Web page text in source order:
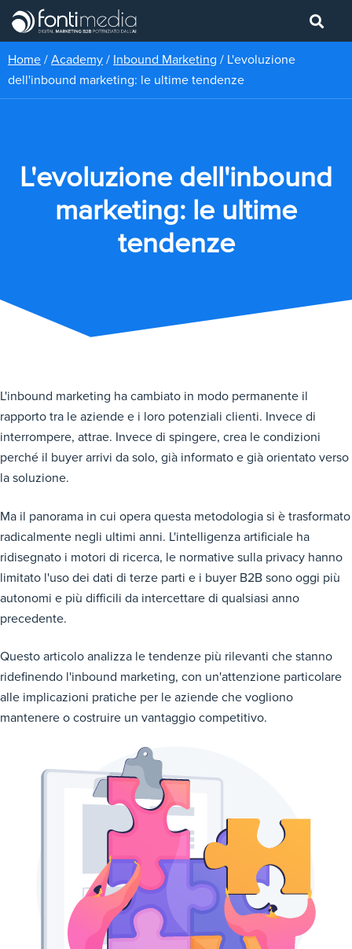
Home / Academy / Inbound Marketing / L'evoluzione
dell'inbound marketing: le ultime tendenze
L'evoluzione dell'inbound
marketing: le ultime
tendenze
L'inbound marketing ha cambiato in modo permanente il
rapporto tra le aziende e i loro potenziali clienti. Invece di
interrompere, attrae. Invece di spingere, crea le condizioni
perché il buyer arrivi da solo, già informato e già orientato verso
la soluzione.
Ma il panorama in cui opera questa metodologia si è trasformato
radicalmente negli ultimi anni. L'intelligenza artificiale ha
ridisegnato i motori di ricerca, le normative sulla privacy hanno
limitato l'uso dei dati di terze parti e i buyer B2B sono oggi più
autonomi e più difficili da intercettare di qualsiasi anno
precedente.
Questo articolo analizza le tendenze più rilevanti che stanno
ridefinendo l'inbound marketing, con un'attenzione particolare
alle implicazioni pratiche per le aziende che vogliono
mantenere o costruire un vantaggio competitivo.